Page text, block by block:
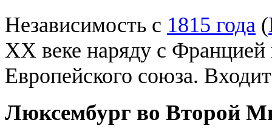
Независимость с 1815 года (
XX веке наряду с
Европейского союза.
Люксембург во Второй